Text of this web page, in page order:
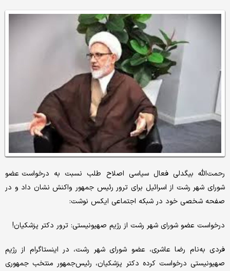
رحمت‌الله بیگدلی فعال سیاسی اصلاح طلب نسبت به درخواست عضو
شورای شهر رشت از اسرائیل برای ترور رئیس جمهور واکنش نشان داد و در
صفحه شخصی خود در شبکه اجتماعی ایکس نوشت:
درخواست عضو شورای شهر رشت از رژیم صهیونیستی: ترور دکتر پزشکیان!
فردی به‌نام رضا عاشری، عضو شورای شهر رشت، در اینستاگرام از رژیم
صهیونیستی درخواست کرده دکتر پزشکیان، رئیس‌جمهور منتخب جمهوری